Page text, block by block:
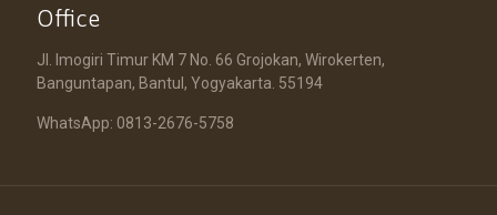
Office
Jl. Imogiri Timur KM 7 No. 66 Grojokan, Wirokerten,
Banguntapan, Bantul, Yogyakarta. 55194
WhatsApp: 0813-2676-5758